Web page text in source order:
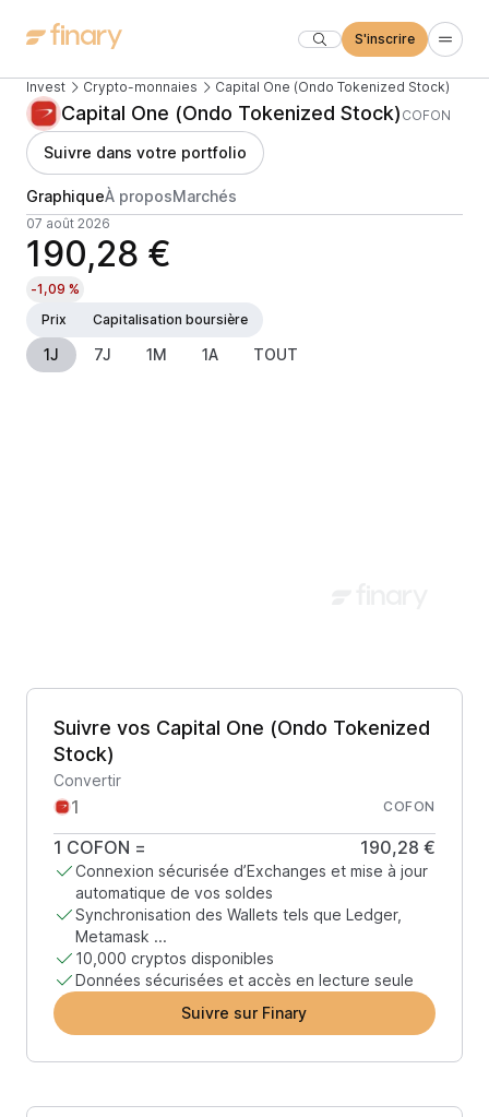
S'inscrire
Invest Crypto-monnaies Capital One (Ondo Tokenized Stock)
Capital One (Ondo Tokenized Stock) COFON
Suivre dans votre portfolio
GraphiqueÀ proposMarchés
07 août 2026
190,28 €
-1,09 %
Prix
Capitalisation boursière
1J 7J 1M 1A TOUT
Suivre vos Capital One (Ondo Tokenized
Stock)
Convertir
COFON
1 COFON = 190,28 €
Connexion sécurisée d’Exchanges et mise à jour
automatique de vos soldes
Synchronisation des Wallets tels que Ledger,
Metamask ...
10,000 cryptos disponibles
Données sécurisées et accès en lecture seule
Suivre sur Finary